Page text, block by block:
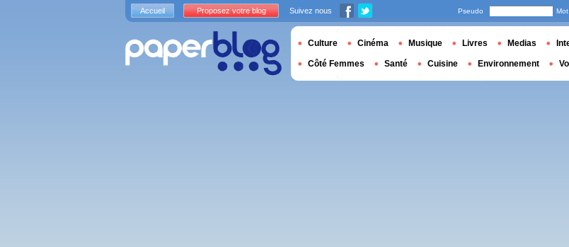
Accueil Proposez votre blog Suivez nous Pseudo
Culture Cinéma Musique Livres Medias
Côté Femmes Santé Cuisine Environnement